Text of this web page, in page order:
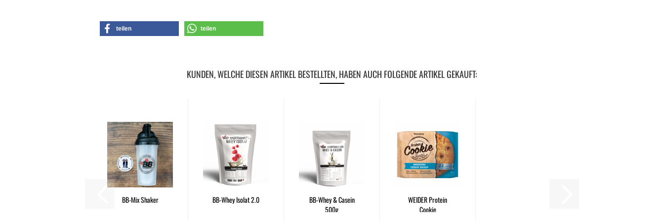
teilen teilen
KUNDEN, WELCHE DIESEN ARTIKEL BESTELLTEN, HABEN AUCH FOLGENDE ARTIKEL GEKAUFT:
BB-Mix Shaker BB-Whey Isolat 2.0
BB-Whey & Casein
500g
WEIDER Protein
Cookie